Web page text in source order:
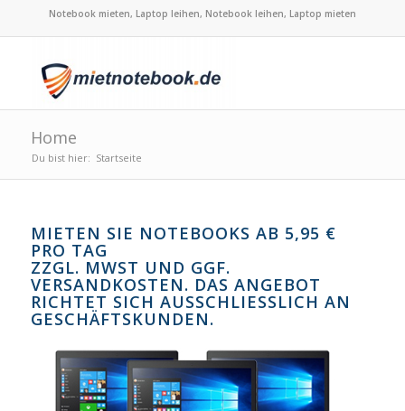
Notebook mieten, Laptop leihen, Notebook leihen, Laptop mieten
Home
Du bist hier: Startseite
MIETEN SIE NOTEBOOKS AB 5,95 €
PRO TAG
ZZGL. MWST UND GGF.
VERSANDKOSTEN. DAS ANGEBOT
RICHTET SICH AUSSCHLIESSLICH AN G
ESCHÄFTSKUNDEN.